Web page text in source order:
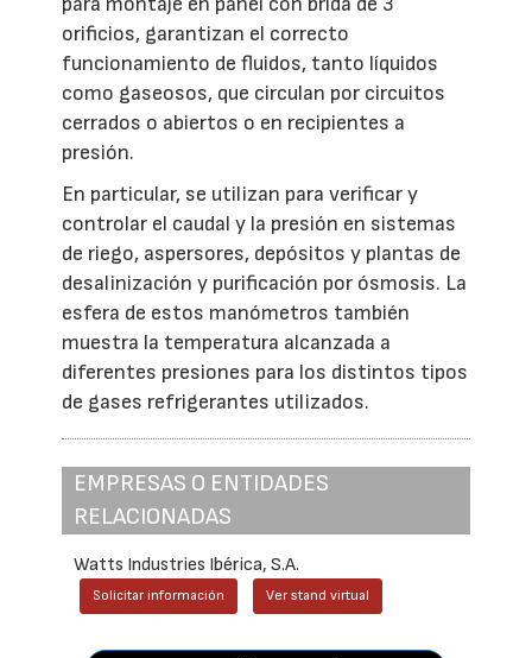
orificios, garantizan el correcto
funcionamiento de fluidos, tanto líquidos
como gaseosos, que circulan por circuitos
cerrados o abiertos o en recipientes a
presión.
En particular, se utilizan para verificar y
controlar el caudal y la presión en sistemas
de riego, aspersores, depósitos y plantas de
desalinización y purificación por ósmosis. La
esfera de estos manómetros también
muestra la temperatura alcanzada a
diferentes presiones para los distintos tipos
de gases refrigerantes utilizados.
EMPRESAS O ENTIDADES
RELACIONADAS
Watts Industries Ibérica, S.A.
Solicitar información Ver stand virtual